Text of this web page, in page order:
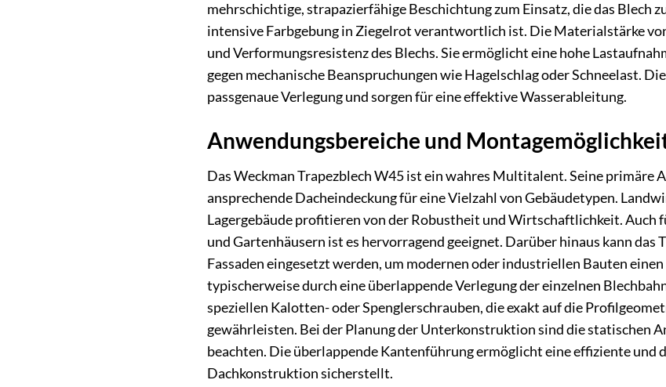
mehrschichtige, strapazierfähige Beschichtung zum Einsatz, die das
intensive Farbgebung in Ziegelrot verantwortlich ist. Die Materialstärke
und Verformungsresistenz des Blechs. Sie ermöglicht eine hohe
gegen mechanische Beanspruchungen wie Hagelschlag oder Schneelast.
passgenaue Verlegung und sorgen für eine effektive Wasserableitung.
Anwendungsbereiche und
Das Weckman Trapezblech W45 ist ein wahres Multitalent. Seine primäre
ansprechende Dacheindeckung für eine Vielzahl von Gebäudetypen.
Lagergebäude profitieren von der Robustheit und Wirtschaftlichkeit. Auch
und Gartenhäusern ist es hervorragend geeignet. Darüber hinaus kann
Fassaden eingesetzt werden, um modernen oder industriellen Bauten
typischerweise durch eine überlappende Verlegung der einzelnen
speziellen Kalotten- oder Spenglerschrauben, die exakt auf die
gewährleisten. Bei der Planung der Unterkonstruktion sind die statischen
beachten. Die überlappende Kantenführung ermöglicht eine effiziente und
Dachkonstruktion sicherstellt.